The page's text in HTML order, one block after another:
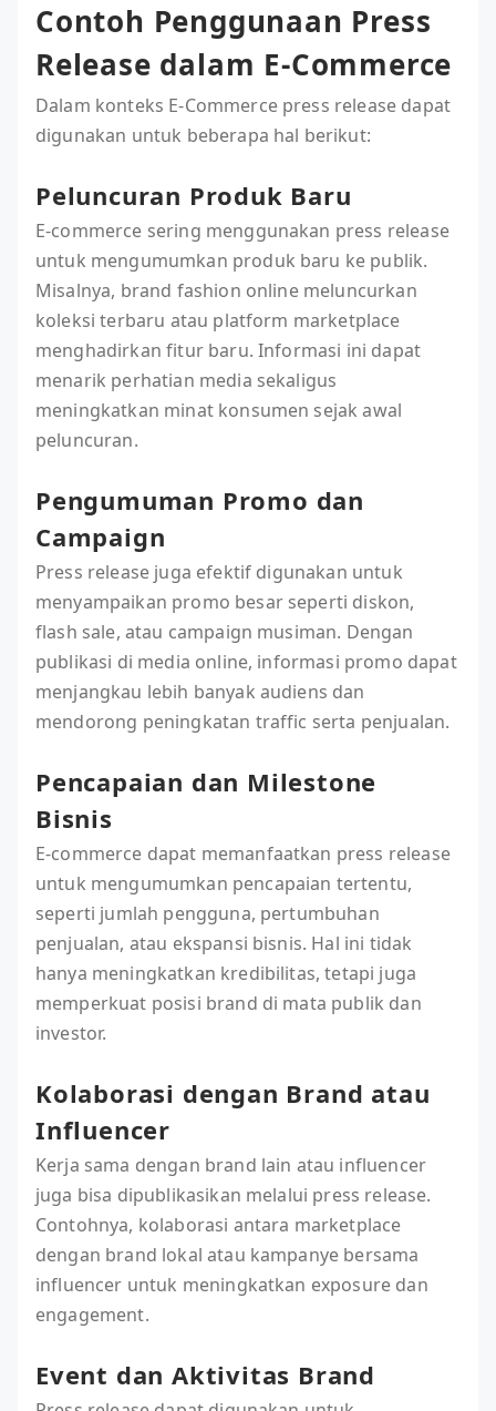
Contoh Penggunaan Press
Release dalam E-Commerce
Dalam konteks E-Commerce press release dapat
digunakan untuk beberapa hal berikut:
Peluncuran Produk Baru
E-commerce sering menggunakan press release
untuk mengumumkan produk baru ke publik.
Misalnya, brand fashion online meluncurkan
koleksi terbaru atau platform marketplace
menghadirkan fitur baru. Informasi ini dapat
menarik perhatian media sekaligus
meningkatkan minat konsumen sejak awal
peluncuran.
Pengumuman Promo dan
Campaign
Press release juga efektif digunakan untuk
menyampaikan promo besar seperti diskon,
flash sale, atau campaign musiman. Dengan
publikasi di media online, informasi promo dapat
menjangkau lebih banyak audiens dan
mendorong peningkatan traffic serta penjualan.
Pencapaian dan Milestone
Bisnis
E-commerce dapat memanfaatkan press release
untuk mengumumkan pencapaian tertentu,
seperti jumlah pengguna, pertumbuhan
penjualan, atau ekspansi bisnis. Hal ini tidak
hanya meningkatkan kredibilitas, tetapi juga
memperkuat posisi brand di mata publik dan
investor.
Kolaborasi dengan Brand atau
Influencer
Kerja sama dengan brand lain atau influencer
juga bisa dipublikasikan melalui press release.
Contohnya, kolaborasi antara marketplace
dengan brand lokal atau kampanye bersama
influencer untuk meningkatkan exposure dan
engagement.
Event dan Aktivitas Brand